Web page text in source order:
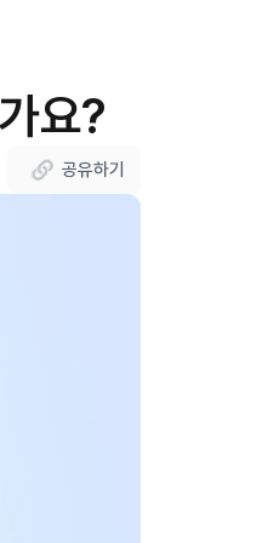
요?
공유하기